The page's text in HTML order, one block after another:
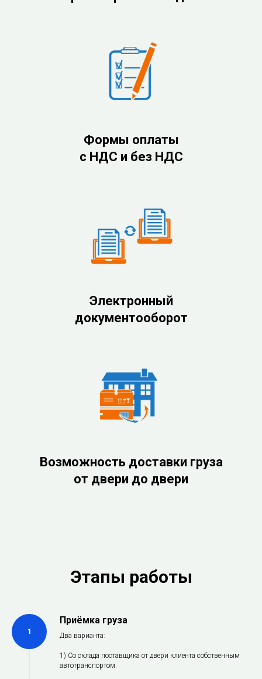
Формы оплаты
с НДС и без НДС
Электронный
документооборот
Возможность доставки груза
от двери до двери
Этапы работы
1
Приёмка груза
Два варианта:
1) Со склада поставщика от двери клиента собственным
автотранспортом.